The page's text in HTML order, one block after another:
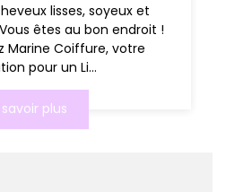
lisses, soyeux et
êtes au bon endroit !
Marine Coiffure, votre
pour un Li...
savoir plus